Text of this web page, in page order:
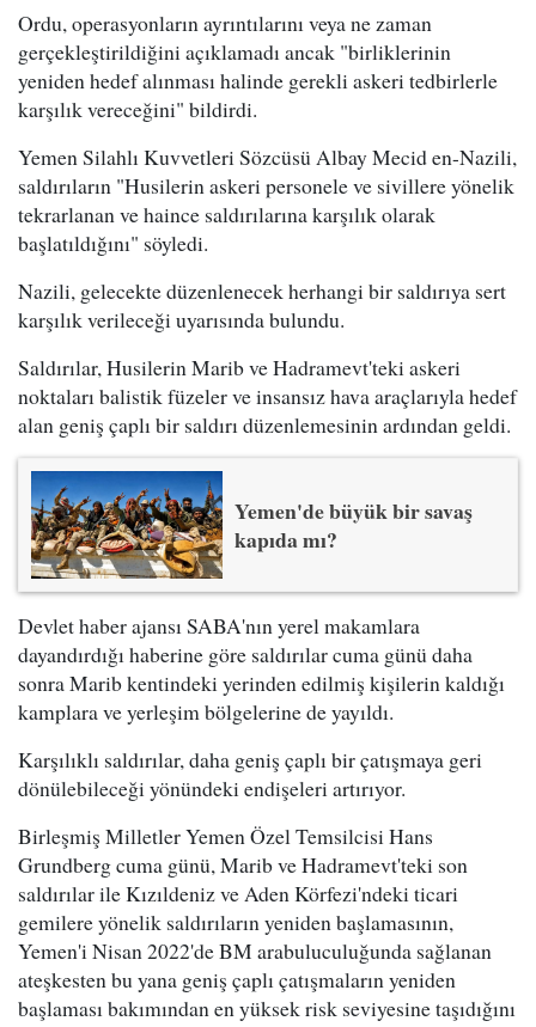
Ordu, operasyonların ayrıntılarını veya ne zaman
gerçekleştirildiğini açıklamadı ancak "birliklerinin
yeniden hedef alınması halinde gerekli askeri tedbirlerle
karşılık vereceğini" bildirdi.
Yemen Silahlı Kuvvetleri Sözcüsü Albay Mecid en-Nazili,
saldırıların "Husilerin askeri personele ve sivillere yönelik
tekrarlanan ve haince saldırılarına karşılık olarak
başlatıldığını" söyledi.
Nazili, gelecekte düzenlenecek herhangi bir saldırıya sert
karşılık verileceği uyarısında bulundu.
Saldırılar, Husilerin Marib ve Hadramevt'teki askeri
noktaları balistik füzeler ve insansız hava araçlarıyla hedef
alan geniş çaplı bir saldırı düzenlemesinin ardından geldi.
Yemen'de büyük bir savaş
kapıda mı?
Devlet haber ajansı SABA'nın yerel makamlara
dayandırdığı haberine göre saldırılar cuma günü daha
sonra Marib kentindeki yerinden edilmiş kişilerin kaldığı
kamplara ve yerleşim bölgelerine de yayıldı.
Karşılıklı saldırılar, daha geniş çaplı bir çatışmaya geri
dönülebileceği yönündeki endişeleri artırıyor.
Birleşmiş Milletler Yemen Özel Temsilcisi Hans
Grundberg cuma günü, Marib ve Hadramevt'teki son
saldırılar ile Kızıldeniz ve Aden Körfezi'ndeki ticari
gemilere yönelik saldırıların yeniden başlamasının,
Yemen'i Nisan 2022'de BM arabuluculuğunda sağlanan
ateşkesten bu yana geniş çaplı çatışmaların yeniden
başlaması bakımından en yüksek risk seviyesine taşıdığını